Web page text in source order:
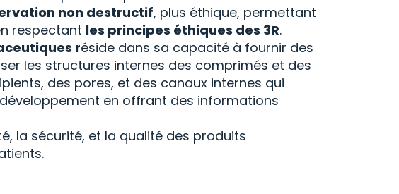
non destructif, plus éthique, permettant
respectant les principes éthiques des 3R.
réside dans sa capacité à fournir des
les structures internes des comprimés et des
des pores, et des canaux internes qui
en offrant des informations
la sécurité, et la qualité des produits